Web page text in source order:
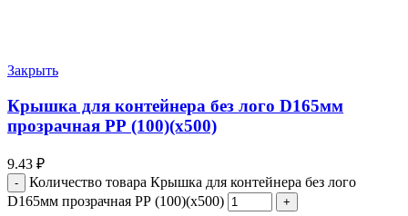
Закрыть
Крышка для контейнера без лого D165мм
прозрачная РР (100)(х500)
9.43 ₽
Количество товара Крышка для контейнера без лого
D165мм прозрачная РР (100)(х500)